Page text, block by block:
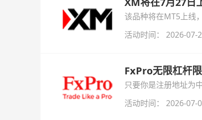
该品种将在MT5上线
活动时间： 2026-07-
FxPro无限杠杆
只要你是注册地址为
自动解锁无限倍杠杆
活动时间： 2026-07-